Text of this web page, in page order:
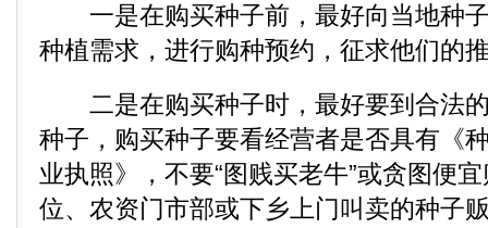
一是在购买种子前，最好向当地种子
种植需求，进行购种预约，征求他们的
二是在购买种子时，最好要到合法的
种子，购买种子要看经营者是否具有《
业执照》，不要“图贱买老牛”或贪图便
位、农资门市部或下乡上门叫卖的种子